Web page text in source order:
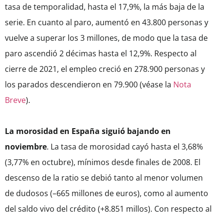
tasa de temporalidad, hasta el 17,9%, la más baja de la
serie. En cuanto al paro, aumentó en 43.800 personas y
vuelve a superar los 3 millones, de modo que la tasa de
paro ascendió 2 décimas hasta el 12,9%. Respecto al
cierre de 2021, el empleo creció en 278.900 personas y
los parados descendieron en 79.900(véase la Nota
Breve).
La morosidad en España siguió bajando en
noviembre. La tasa de morosidad cayó hasta el 3,68%
(3,77% en octubre), mínimos desde finales de 2008. El
descenso de la ratio se debió tanto al menor volumen
de dudosos (–665 millones de euros), como al aumento
del saldo vivo del crédito (+8.851 millos). Con respecto al